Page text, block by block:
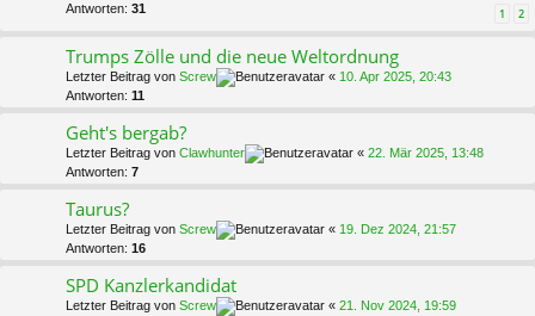
Antworten: 31 1 2
Trumps Zölle und die neue Weltordnung
Letzter Beitrag von Screw « 10. Apr 2025, 20:43
Antworten: 11
Geht's bergab?
Letzter Beitrag von Clawhunter « 22. Mär 2025, 13:48
Antworten: 7
Taurus?
Letzter Beitrag von Screw « 19. Dez 2024, 21:57
Antworten: 16
SPD Kanzlerkandidat
Letzter Beitrag von Screw « 21. Nov 2024, 19:59